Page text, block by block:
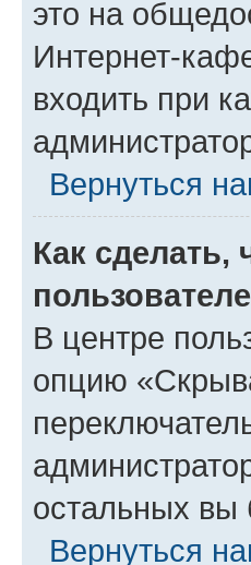
это на
Интернет-
входить при
Вернуться
Как сделать,
В центре
опцию
остальных вы
Вернуться